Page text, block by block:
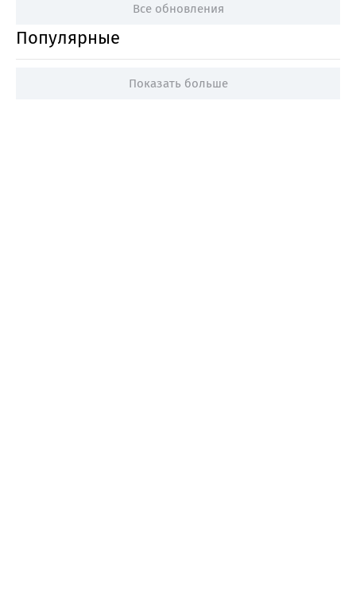
Все обновления
Популярные
Показать больше